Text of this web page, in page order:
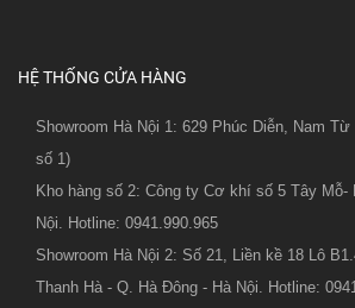
HỆ THỐNG CỬA HÀNG
Showroom Hà Nội 1: 629 Phúc Diễn, Nam
số 1)
Kho hàng số 2: Công ty Cơ khí số 5 Tây Mỗ-
Nội. Hotline: 0941.990.965
Showroom Hà Nội 2: Số 21, Liền kề 18 Lô
Thanh Hà - Q. Hà Đông - Hà Nội. Hotline: